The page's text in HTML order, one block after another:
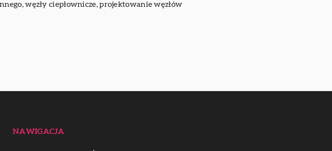
, węzły ciepłownicze, projektowanie węzłów
NAWIGACJA